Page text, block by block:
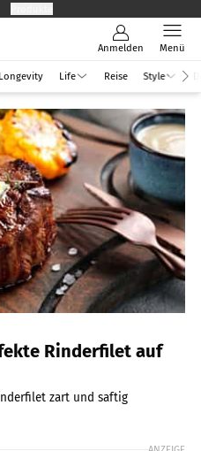
Anmelden Menü
Longevity Life Reise Style
Rinderfilet auf
zart und saftig